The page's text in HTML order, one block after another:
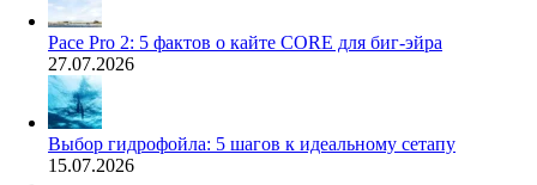
Pace Pro 2: 5 фактов о кайте CORE для биг-эйра
27.07.2026
Выбор гидрофойла: 5 шагов к идеальному сетапу
15.07.2026